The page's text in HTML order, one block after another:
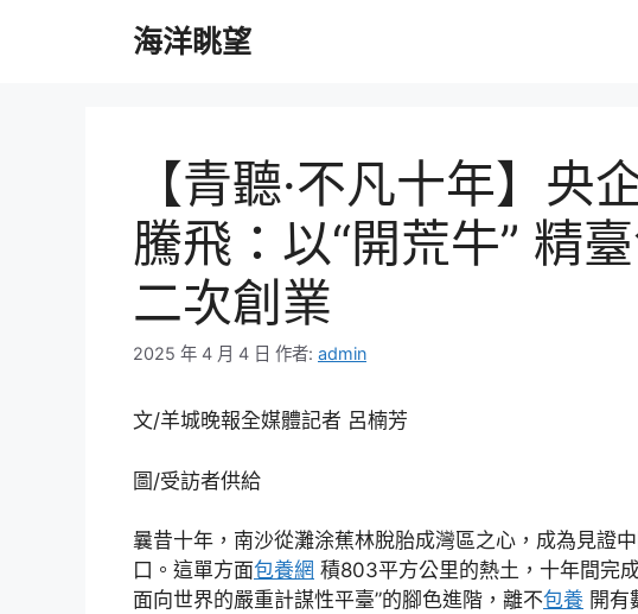
海洋眺望
【青聽·不凡十年】央
騰飛：以“開荒牛” 精
二次創業
2025 年 4 月 4 日 作者: admin
文/羊城晚報全媒體記者 呂楠芳
圖/受訪者供給
曩昔十年，南沙從灘涂蕉林脫胎成灣區之心，成為見證
口。這單方面包養網 積803平方公里的熱土，十年間完
面向世界的嚴重計謀性平臺”的腳色進階，離不包養 開有